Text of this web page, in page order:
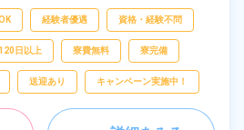
経験者優遇 資格・経験不問
日以上 寮費無料 寮完備
送迎あり キャンペーン実施中！